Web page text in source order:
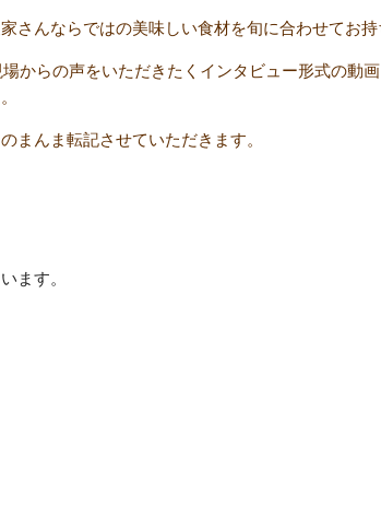
んならではの美味しい食材を旬に合わせてお持
らの声をいただきたくインタビュー形式の動
まんま転記させていただきます。
ます。